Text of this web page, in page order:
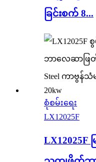
ခြင်းစက် 8...
စုံစမ်းရေး
LX12025F
LX12025F